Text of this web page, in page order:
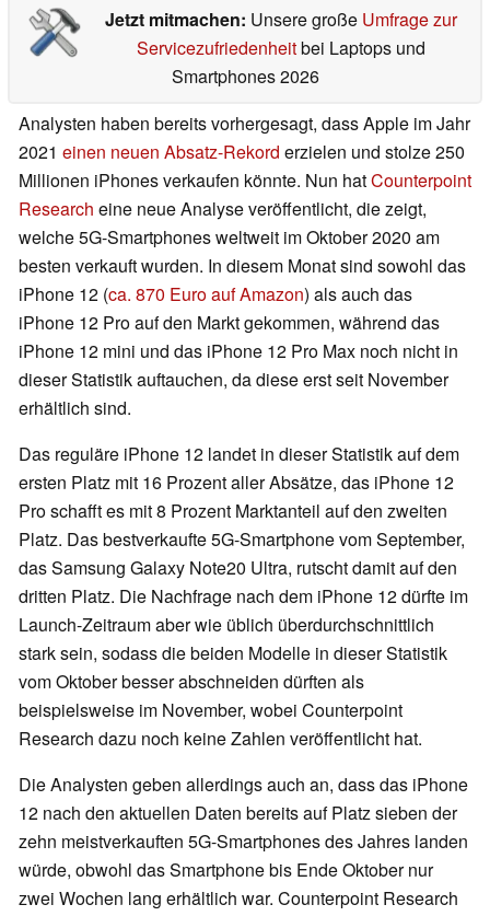
Jetzt mitmachen: Unsere große Umfrage zur
Servicezufriedenheitbei Laptops und
Smartphones 2026
Analysten haben bereits vorhergesagt, dass Apple im Jahr
2021 einen neuen Absatz-Rekord erzielen und stolze 250
Millionen iPhones verkaufen könnte. Nun hatCounterpoint
Research eine neue Analyse veröffentlicht, die zeigt,
welche 5G-Smartphones weltweit im Oktober 2020 am
besten verkauft wurden. In diesem Monat sind sowohl das
iPhone 12 (ca. 870 Euro auf Amazon) als auch das
iPhone 12 Pro auf den Markt gekommen, während das
iPhone 12 mini und das iPhone 12 Pro Max noch nicht in
dieser Statistik auftauchen, da diese erst seit November
erhältlich sind.
Das reguläre iPhone 12 landet in dieser Statistik auf dem
ersten Platz mit 16 Prozent aller Absätze, das iPhone 12
Pro schafft es mit 8 Prozent Marktanteil auf den zweiten
Platz. Das bestverkaufte 5G-Smartphone vom September,
das Samsung Galaxy Note20 Ultra, rutscht damit auf den
dritten Platz. Die Nachfrage nach dem iPhone 12 dürfte im
Launch-Zeitraum aber wie üblich überdurchschnittlich
stark sein, sodass die beiden Modelle in dieser Statistik
vom Oktober besser abschneiden dürften als
beispielsweise im November, wobei Counterpoint
Research dazu noch keine Zahlen veröffentlicht hat.
Die Analysten geben allerdings auch an, dass das iPhone
12 nach den aktuellen Daten bereits auf Platz sieben der
zehn meistverkauften 5G-Smartphones des Jahres landen
würde, obwohl das Smartphone bis Ende Oktober nur
zwei Wochen lang erhältlich war. Counterpoint Research